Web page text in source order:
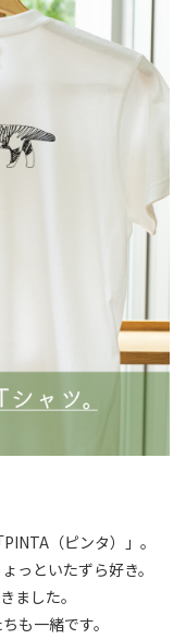
（ピンタ）」。
っといたずら好き。
ました。
も一緒です。